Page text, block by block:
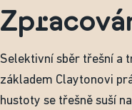
Selektivní sběr třešní a
základem Claytonovi
hustoty se třešně suší